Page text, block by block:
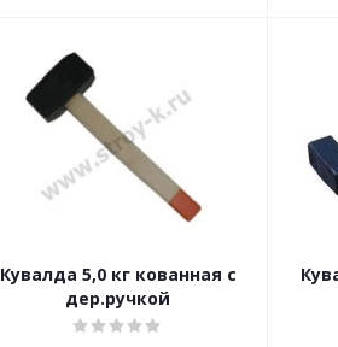
Кувалда 5,0 кг кованная с
дер.ручкой